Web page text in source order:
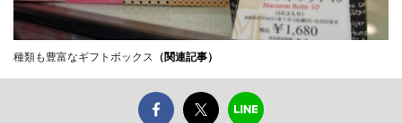
種類も豊富なギフトボックス （関連記事）